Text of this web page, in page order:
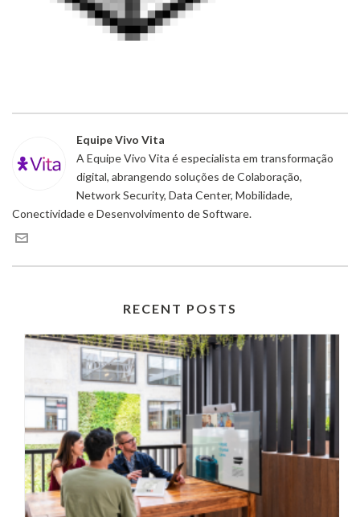
Equipe Vivo Vita
A Equipe Vivo Vita é especialista em transformação
digital, abrangendo soluções de Colaboração,
Network Security, Data Center, Mobilidade,
Conectividade e Desenvolvimento de Software.
RECENT POSTS